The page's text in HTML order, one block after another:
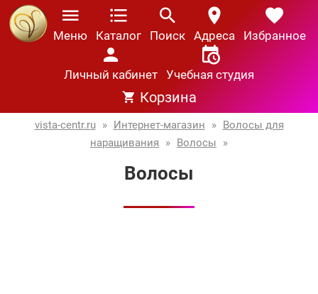
Меню Каталог Поиск Адреса Избранное
Личный кабинет Учебная студия
Корзина
vista-centr.ru » Интернет-магазин » Волосы для
наращивания
» Волосы »
Волосы